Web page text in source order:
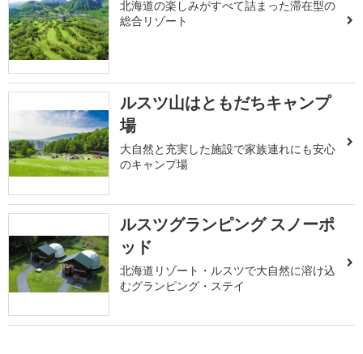
北海道の楽しみがすべて詰まった滞在型の
総合リゾート
ルスツ山はともだちキャンプ
場
大自然と充実した施設で家族連れにも安心
のキャンプ場
ルスツグランピング スノーポ
ッド
北海道リゾート・ルスツで大自然に溶け込
むグランピング・ステイ